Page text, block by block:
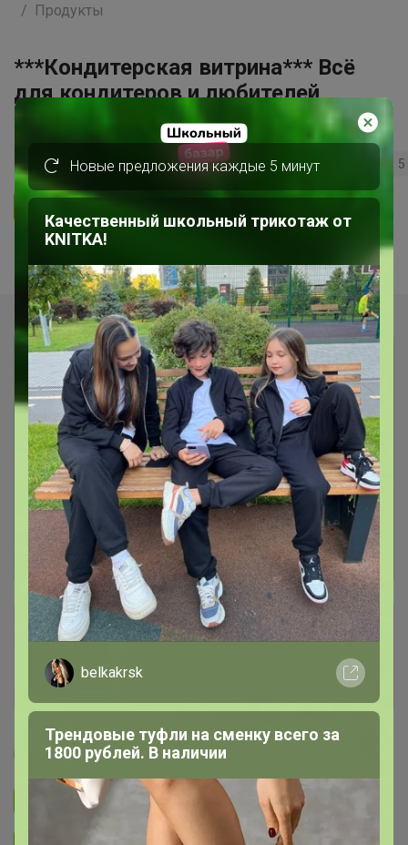
Продукты
***Кондитерская витрина*** Всё
для кондитеров и любителей
вкусно поесть!
165 5.0 35.7K 36.3K 5
Ответить
Показаны записи 1-9из9.
Сбор заказов в данной закупке
завершен
Артемида
Подписаться на закупку
Новые предложения каждые 5 минут
Качественный школьный трикотаж от
KNITKA!
belkakrsk
Трендовые туфли на сменку всего за
1800 рублей. В наличии